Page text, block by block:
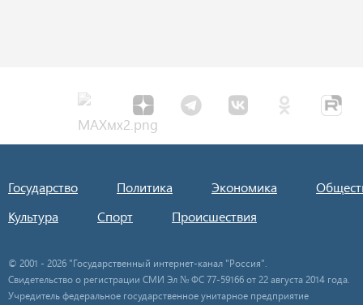
Государство Политика Экономика
Культура
Спорт Происшествия
© 2001 - 2026 "Государственный интернет-канал "Россия".
Свидетельство о регистрации СМИ Эл № ФС 77-59166 от 22 августа 2014 года.
Учредитель федеральное государственное унитарное предприятие